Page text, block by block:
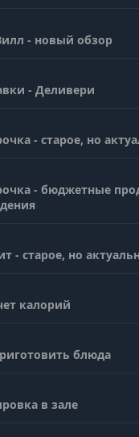
- новый обзор
- Деливери
- старое, но
- бюджетные
- старое, но
калорий
блюда
в зале